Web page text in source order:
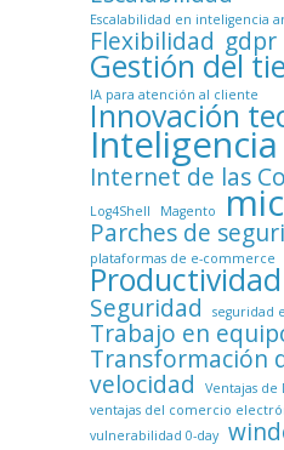
Escalabilidad en inteligencia
Flexibilidad gdpr
Gestión del
IA para atención al cliente
Innovación
Internet de las
Log4Shell Magento
Parches de
plataformas de e-commerce
Productividad
Seguridad seguridad
Trabajo en
Transformación
velocidad
Ventajas de
ventajas del comercio
vulnerabilidad 0-day